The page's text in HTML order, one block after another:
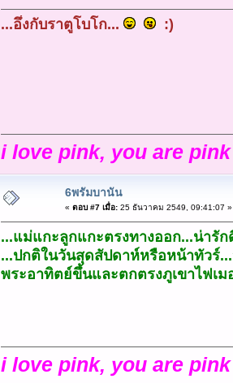
...อึ่งกับราตูโบโก... :)
i love pink, you are
6พรัมบานัน
« ตอบ #7 เมื่อ:25 ธันวาคม 2549, 09:41:07 »
...แม่แกะลูกแกะตรงทางออก...น่ารัก
...ปกติในวันสุดสัปดาห์หรือหน้าทัวร์
พระอาทิตย์ขึ้นและตกตรงภูเขาไฟเม
i love pink, you are